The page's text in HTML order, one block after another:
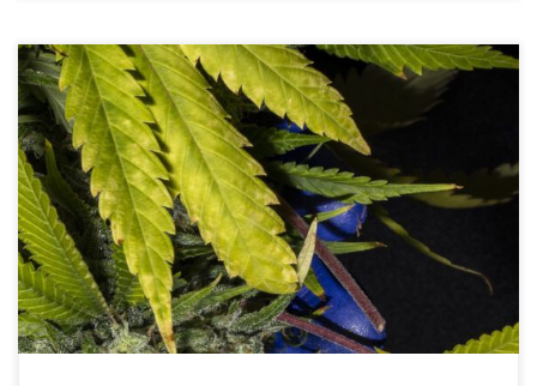
Uprawa marihuany przechodzi obecnie głęboką
przemianę. Coraz więcej plantatorów – zarówno ci
prowadzący małe, rzemieślnicze plantacje, jak i
więksi, komercyjni producenci – zaczyna zwracać
się ku praktykom rolnictwa regeneratywnego. To
odpowiedź na wyzwania ekologiczne naszych
czasów, ale także sposób na […]